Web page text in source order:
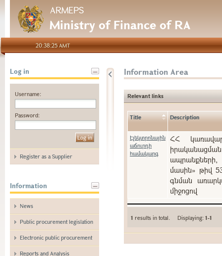
ARMEPS
Ministry of Finance of RA
20:38:25 AMT
Log in
Username:
Password:
Register as a Supplier
Information
News
Public procurement legislation
Electronic public procurement
Reports and Analysis
Information Area
Relevant links
Title Description
Էլեկտրոնային
աճուրդի
համակարգ
ՀՀ
ապրանքների,
մասին» թիվ
գնման
միջոցով
1 results in total. Displaying:1-1